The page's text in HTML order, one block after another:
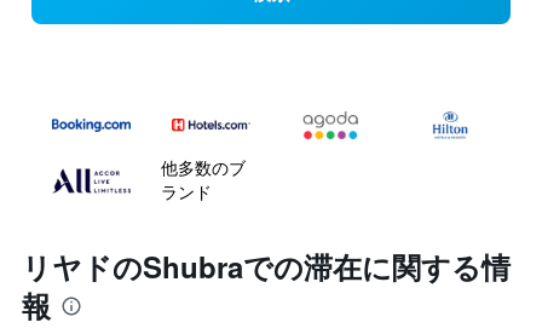
他多数のブ
ランド
リヤドのShubraでの滞在に関する情
報